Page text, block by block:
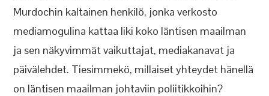
Murdochin kaltainen henkilö, jonka verkosto
mediamogulina kattaa liki koko läntisen maailman
ja sen näkyvimmät vaikuttajat, mediakanavat ja
päivälehdet. Tiesimmekö, millaiset yhteydet hänellä
on läntisen maailman johtaviin poliitikkoihin?